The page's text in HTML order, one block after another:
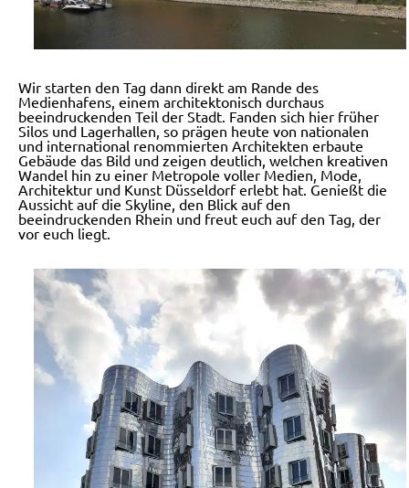
Wir starten den Tag dann direkt am Rande des
Medienhafens, einem architektonisch durchaus
beeindruckenden Teil der Stadt. Fanden sich hier früher
Silos und Lagerhallen, so prägen heute von nationalen
und international renommierten Architekten erbaute
Gebäude das Bild und zeigen deutlich, welchen kreativen
Wandel hin zu einer Metropole voller Medien, Mode,
Architektur und Kunst Düsseldorf erlebt hat. Genießt die
Aussicht auf die Skyline, den Blick auf den
beeindruckenden Rhein und freut euch auf den Tag, der
vor euch liegt.